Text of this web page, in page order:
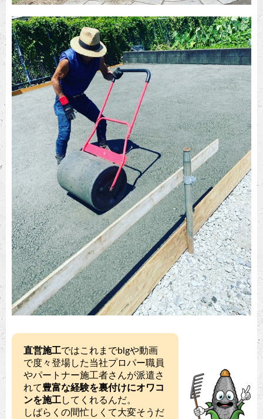
直営施工ではこれまでblgや動画
で度々登場した当社プロパー職員
やパートナー施工者さんが派遣さ
れて豊富な経験を裏付けにオワコ
ンを施工してくれるんだ。
しばらくの間忙しくて大変そうだ